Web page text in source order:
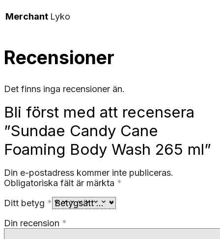
Merchant Lyko
Recensioner
Det finns inga recensioner än.
Bli först med att recensera
”Sundae Candy Cane
Foaming Body Wash 265 ml”
Din e-postadress kommer inte publiceras.
Obligatoriska fält är märkta *
Ditt betyg *
Din recension *